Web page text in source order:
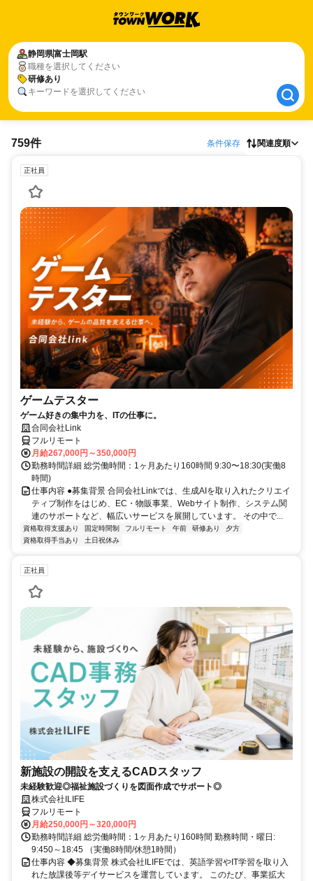
静岡県富士岡駅
職種を選択してください
研修あり
キーワードを選択してください
静岡県富士岡駅
研修あり
759件 条件保存 関連度順
正社員
ゲームテスター
ゲーム好きの集中力を、ITの仕事に。
合同会社Link
フルリモート
月給267,000円～350,000円
勤務時間詳細 総労働時間：1ヶ月あたり160時間 9:30〜18:30(実働8
時間)
仕事内容 ●募集背景 合同会社Linkでは、生成AIを取り入れたクリエイ
ティブ制作をはじめ、EC・物販事業、Webサイト制作、システム関
連のサポートなど、幅広いサービスを展開しています。 その中で...
資格取得支援あり 固定時間制 フルリモート 午前 研修あり
夕方
資格取得手当あり
土日祝休み
正社員
新施設の開設を支えるCADスタッフ
未経験歓迎◎福祉施設づくりを図面作成でサポート◎
株式会社ILIFE
フルリモート
月給250,000円～320,000円
勤務時間詳細 総労働時間：1ヶ月あたり160時間 勤務時間・曜日:
9:450～18:45 （実働8時間/休憩1時間）
仕事内容 ◆募集背景 株式会社ILIFEでは、英語学習やIT学習を取り入
れた放課後等デイサービスを運営しています。 このたび、事業拡大